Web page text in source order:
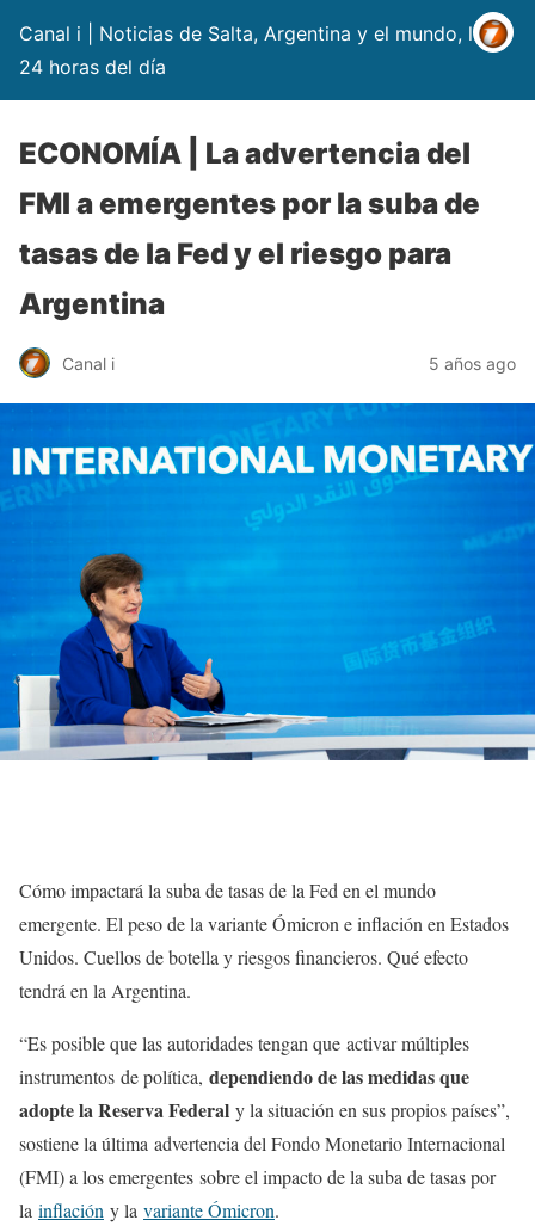
Canal i | Noticias de Salta, Argentina y el mundo, las
24 horas del día
ECONOMÍA | La advertencia del
FMI a emergentes por la suba de
tasas de la Fed y el riesgo para
Argentina
Canal i 5 años ago
Cómo impactará la suba de tasas de la Fed en el mundo
emergente. El peso de la variante Ómicron e inflación en Estados
Unidos. Cuellos de botella y riesgos financieros. Qué efecto
tendrá en la Argentina.
“Es posible que las autoridades tengan que activar múltiples
instrumentos de política, dependiendo de las medidas que
adopte la Reserva Federal y la situación en sus propios países”,
sostiene la última advertencia del Fondo Monetario Internacional
(FMI) a los emergentes sobre el impacto de la suba de tasas por
la inflación y la variante Ómicron.